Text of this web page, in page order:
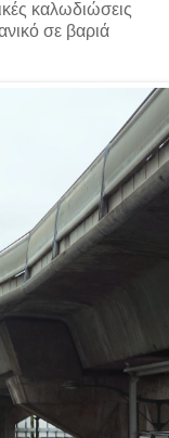
καλωδιώσεις
σε βαριά